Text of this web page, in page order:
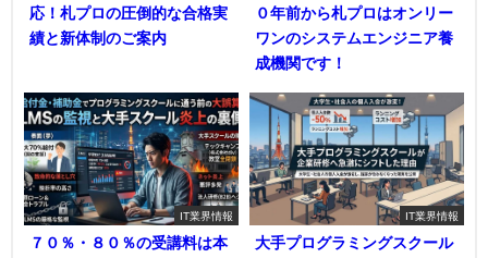
応！札プロの圧倒的な合格実
績と新体制のご案内
０年前から札プロはオンリー
ワンのシステムエンジニア養
成機関です！
IT業界情報
７０％・８０％の受講料は本
IT業界情報
大手プログラミングスクール